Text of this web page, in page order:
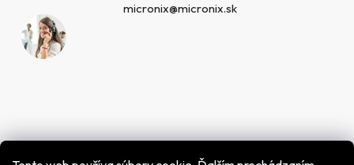
micronix@micronix.sk